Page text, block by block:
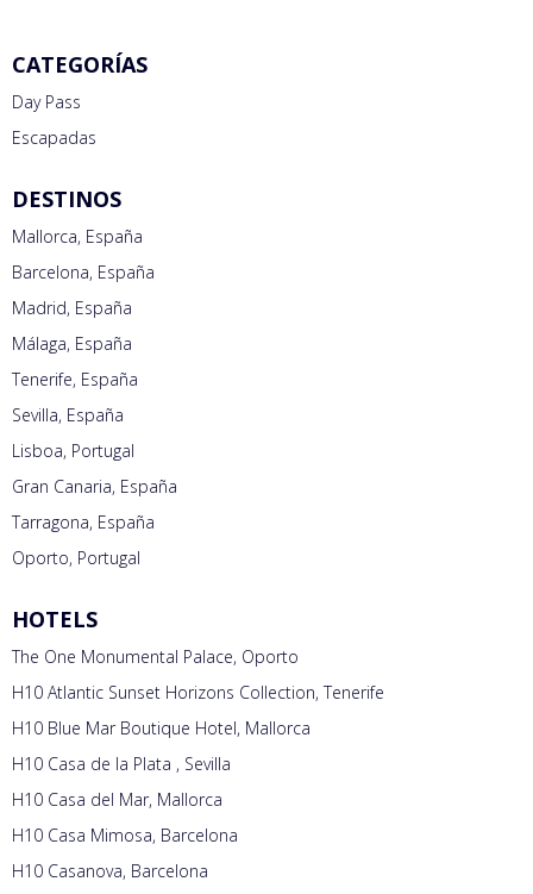
CATEGORÍAS
Day Pass
Escapadas
DESTINOS
Mallorca, España
Barcelona, España
Madrid, España
Málaga, España
Tenerife, España
Sevilla, España
Lisboa, Portugal
Gran Canaria, España
Tarragona, España
Oporto, Portugal
HOTELS
The One Monumental Palace, Oporto
H10 Atlantic Sunset Horizons Collection, Tenerife
H10 Blue Mar Boutique Hotel, Mallorca
H10 Casa de la Plata , Sevilla
H10 Casa del Mar, Mallorca
H10 Casa Mimosa, Barcelona
H10 Casanova, Barcelona